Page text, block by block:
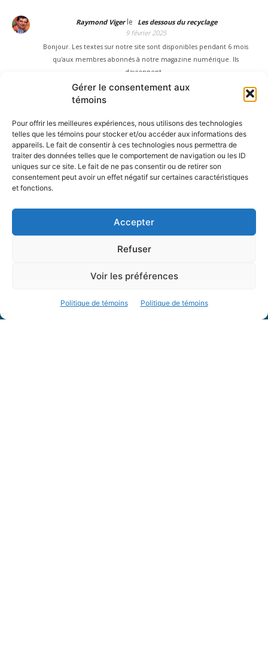
Gérer le consentement aux
témoins
Pour offrir les meilleures expériences, nous utilisons des technologies
telles que les témoins pour stocker et/ou accéder aux informations des
appareils. Le fait de consentir à ces technologies nous permettra de
traiter des données telles que le comportement de navigation ou les ID
uniques sur ce site. Le fait de ne pas consentir ou de retirer son
consentement peut avoir un effet négatif sur certaines caractéristiques
et fonctions.
Accepter
Refuser
Voir les préférences
Politique de témoins Politique de témoins
Raymond Vigerle
Les dessous du recyclage
9 février 2025
Bonjour. Les textes sur notre site sont disponibles pendant 6 mois
qu'aux membres abonnés à notre magazine numérique. Ils
deviennent…
Danielle Simard
Malheureusement votre abonnement est terminé et ce contenu est
réservé aux personnes qui sont abonnés. Vous pouvez vous réabonner
pour…
Real Flibottele Les dessous du recyclage